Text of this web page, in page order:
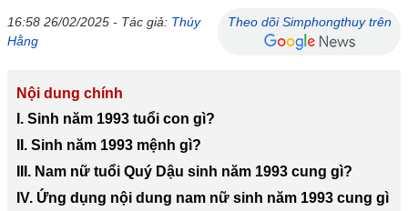
16:58 26/02/2025 - Tác giả: Thúy
Hằng
Theo dõi Simphongthuy trên
Nội dung chính
I. Sinh năm 1993 tuổi con gì?
II. Sinh năm 1993 mệnh gì?
III. Nam nữ tuổi Quý Dậu sinh năm 1993 cung gì?
IV. Ứng dụng nội dung nam nữ sinh năm 1993 cung gì